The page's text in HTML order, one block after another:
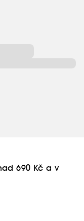
690 Kč a v